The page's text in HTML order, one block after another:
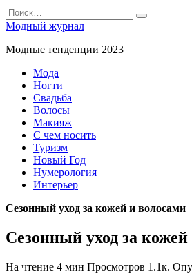
Перейти
к
содержанию
Search
for:
Модный журнал
Модные тенденции 2023
Мода
Ногти
Свадьба
Волосы
Макияж
С чем носить
Туризм
Новый Год
Нумерология
Интерьер
Сезонный уход за кожей и волосами
Сезонный уход за
На чтение 4 мин Просмотров 1.1к.